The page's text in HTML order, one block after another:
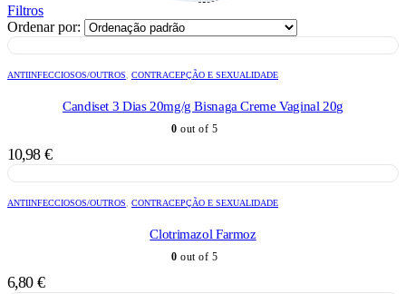
Filtros
Ordenar por:
ANTIINFECCIOSOS/OUTROS CONTRACEPÇÃO E SEXUALIDADE
Candiset 3 Dias 20mg/g Bisnaga Creme Vaginal 20g
0 out of 5
10,98 €
ANTIINFECCIOSOS/OUTROS CONTRACEPÇÃO E SEXUALIDADE
Clotrimazol Farmoz
0 out of 5
6,80 €